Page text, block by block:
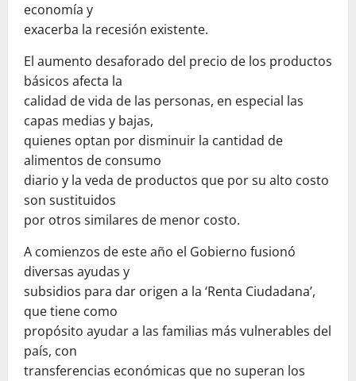
economía y
exacerba la recesión existente.
El aumento desaforado del precio de los productos
básicos afecta la
calidad de vida de las personas, en especial las
capas medias y bajas,
quienes optan por disminuir la cantidad de
alimentos de consumo
diario y la veda de productos que por su alto costo
son sustituidos
por otros similares de menor costo.
A comienzos de este año el Gobierno fusionó
diversas ayudas y
subsidios para dar origen a la ‘Renta Ciudadana’,
que tiene como
propósito ayudar a las familias más vulnerables del
país, con
transferencias económicas que no superan los